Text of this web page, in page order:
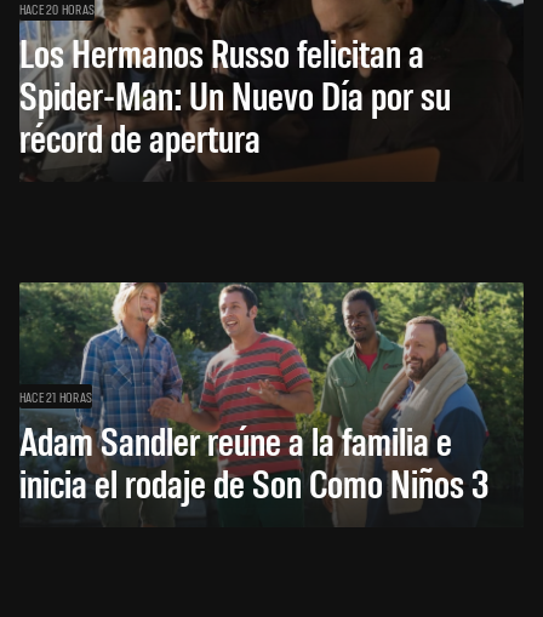
HACE 20 HORAS
Los Hermanos Russo felicitan a
Spider-Man: Un Nuevo Día por su
récord de apertura
HACE 21 HORAS
Adam Sandler reúne a la familia e
inicia el rodaje de Son Como Niños 3